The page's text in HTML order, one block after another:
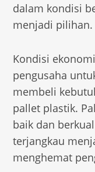
dalam kondisi
menjadi pilihan.
Kondisi
pengusaha
membeli
pallet plastik.
baik dan
terjangkau
menghemat